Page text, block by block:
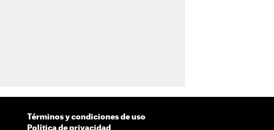
Términos y condiciones de uso
Política de privacidad